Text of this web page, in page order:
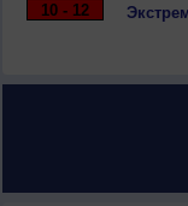
10 - 12